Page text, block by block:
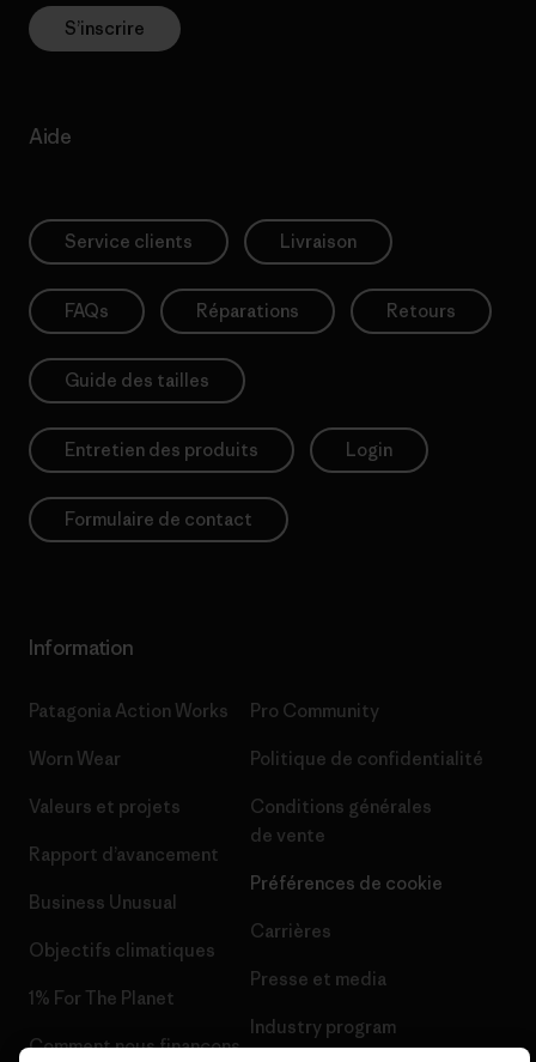
S’inscrire
Aide
Service clients Livraison
FAQs Réparations Retours
Guide des tailles
Entretien des produits Login
Formulaire de contact
Information
Patagonia Action Works
Worn Wear
Valeurs et projets
Rapport d’avancement
Business Unusual
Objectifs climatiques
1% For The Planet
Comment nous finançons
Pro Community
Politique de confidentialité
Conditions générales
de vente
Préférences de cookie
Carrières
Presse et media
Industry program